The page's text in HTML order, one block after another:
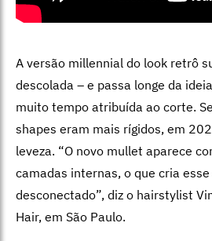
A versão millennial do look retrô
descolada – e passa longe da
muito tempo atribuída ao corte.
shapes eram mais rígidos, em
leveza. “O novo mullet aparece
camadas internas, o que cria
desconectado”, diz o hairstylist
Hair, em São Paulo.